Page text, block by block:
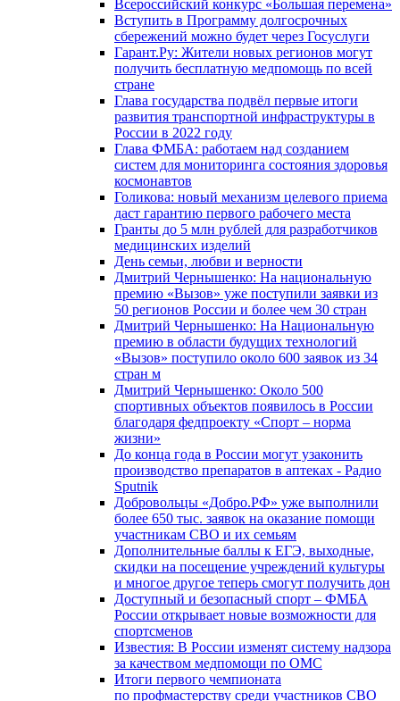
Всероссийский конкурс «Большая перемена»
Вступить в Программу долгосрочных
сбережений можно будет через Госуслуги
Гарант.Ру: Жители новых регионов могут
получить бесплатную медпомощь по всей
стране
Глава государства подвёл первые итоги
развития транспортной инфраструктуры в
России в 2022 году
Глава ФМБА: работаем над созданием
систем для мониторинга состояния здоровья
космонавтов
Голикова: новый механизм целевого приема
даст гарантию первого рабочего места
Гранты до 5 млн рублей для разработчиков
медицинских изделий
День семьи, любви и верности
Дмитрий Чернышенко: На национальную
премию «Вызов» уже поступили заявки из
50 регионов России и более чем 30 стран
Дмитрий Чернышенко: На Национальную
премию в области будущих технологий
«Вызов» поступило около 600 заявок из 34
стран м
Дмитрий Чернышенко: Около 500
спортивных объектов появилось в России
благодаря федпроекту «Спорт – норма
жизни»
До конца года в России могут узаконить
производство препаратов в аптеках - Радио
Sputnik
Добровольцы «Добро.РФ» уже выполнили
более 650 тыс. заявок на оказание помощи
участникам СВО и их семьям
Дополнительные баллы к ЕГЭ, выходные,
скидки на посещение учреждений культуры
и многое другое теперь смогут получить дон
Доступный и безопасный спорт – ФМБА
России открывает новые возможности для
спортсменов
Известия: В России изменят систему надзора
за качеством медпомощи по ОМС
Итоги первого чемпионата
по профмастерству среди участников СВО